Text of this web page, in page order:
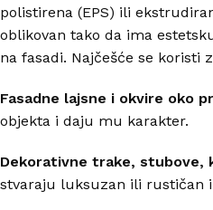
polistirena (EPS) ili
oblikovan tako da ima
na fasadi. Najčešće se koristi
Fasadne lajsne i okvire oko
objekta i daju mu karakter.
Dekorativne trake, stubove,
stvaraju luksuzan ili rustičan